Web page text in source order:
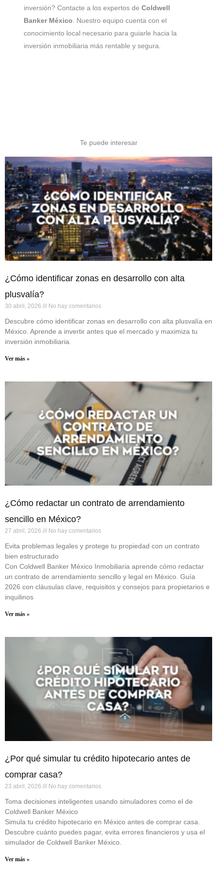
inversión? Contacte a los expertos de Coldwell
Banker México. Nuestro equipo cuenta con el
conocimiento local necesario para guiarle hacia la
inversión inmobiliaria más rentable y segura.
Te puede interesar
¿Cómo identificar zonas en desarrollo con alta
plusvalía?
30 abril, 2026 No hay comentarios
Descubre cómo identificar zonas en desarrollo con alta plusvalía en
México. Aprende a invertir antes que el mercado y maximiza tu
inversión inmobiliaria.
Ver más »
¿Cómo redactar un contrato de arrendamiento
sencillo en México?
27 abril, 2026 No hay comentarios
Evita problemas legales y protege tu propiedad con un contrato
bien estructurado
Con Coldwell Banker México Inmobiliaria aprende cómo redactar
un contrato de arrendamiento sencillo y legal en México. Guía
2026 con cláusulas clave, requisitos y consejos para propietarios e
inquilinos
Ver más »
¿Por qué simular tu crédito hipotecario antes de
comprar casa?
23 abril, 2026 No hay comentarios
Toma decisiones inteligentes usando simuladores como el de
Coldwell Banker México
Simula tu crédito hipotecario en México antes de comprar casa.
Descubre cuánto puedes pagar, evita errores financieros y usa el
simulador de Coldwell Banker México.
Ver más »